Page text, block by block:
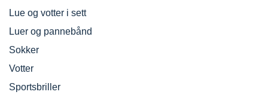
Lue og votter i sett
Luer og pannebånd
Sokker
Votter
Sportsbriller